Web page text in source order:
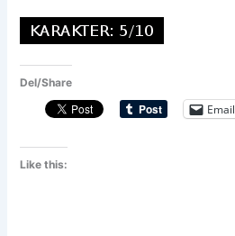
Del/Share
Email
Like this: